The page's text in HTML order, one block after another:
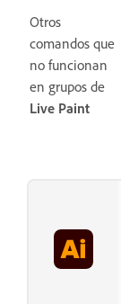
Otros
comandos que
no funcionan
en grupos de
Live Paint